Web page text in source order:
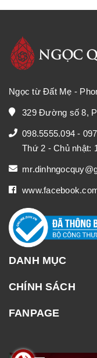
Ngọc từ Đất Mẹ -
329 Đường số 8,
098.5555.094 -
Thứ 2 - Chủ nhật:
DANH MỤC
CHÍNH SÁCH
FANPAGE